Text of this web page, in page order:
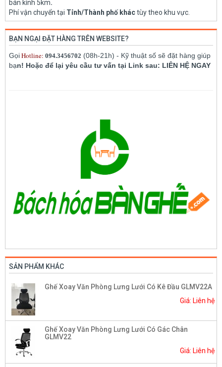
bán kính 5km.
Phí vận chuyển tại Tỉnh/Thành phố kháctùy theo khu vực.
BẠN NGẠI ĐẶT HÀNG TRÊN WEBSITE?
GọiHotline: 094.3456702 (08h-21h) - Kỹ thuật số sẽ đặt hàng giúp
bạn! Hoặc để lại yêu cầu tư vấn tại Link sau: LIÊN HỆ NGAY
SẢN PHẨM KHÁC
Ghế Xoay Văn Phòng Lưng Lưới Có Kê Đầu GLMV22A
Giá: Liên hệ
Ghế Xoay Văn Phòng Lưng Lưới Có Gác Chân
GLMV22
Giá: Liên hệ